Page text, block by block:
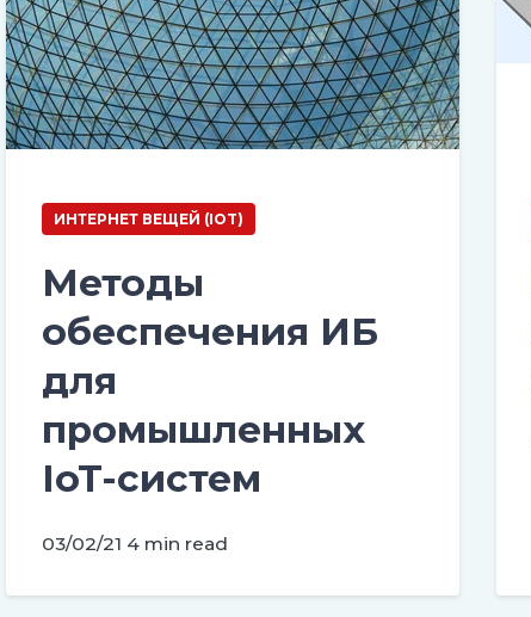
ИНТЕРНЕТ ВЕЩЕЙ (IOT)
Методы
обеспечения ИБ
для
промышленных
IoT-систем
03/02/21 4 min read